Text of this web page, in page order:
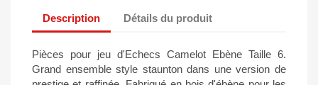
Description Détails du produit
Pièces pour jeu d'Echecs Camelot Ebène Taille 6.
Grand ensemble style staunton dans une version de